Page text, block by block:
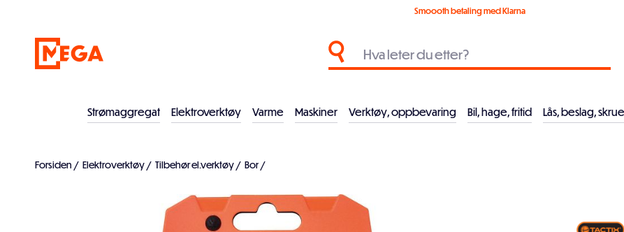
Smoooth betaling med Klarna
Strømaggregat Elektroverktøy Varme Maskiner Verktøy, oppbevaring Bil, hage, fritid Lås, beslag,
Forsiden / Elektroverktøy / Tilbehør el.verktøy / Bor /